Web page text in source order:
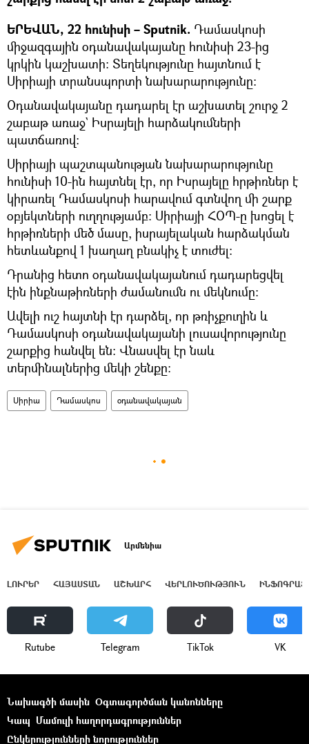
ԵՐԵՎԱՆ, 22 հունիսի – Sputnik. Դամասկոսի
միջազգային օդանավակայանը հունիսի 23-ից
կրկին կաշխատի։ Տեղեկությունը հայտնում է
Սիրիայի տրանսպորտի նախարարությունը։
Օդանավակայանը դադարել էր աշխատել շուրջ 2
շաբաթ առաջ` Իսրայելի հարձակումների
պատճառով։
Սիրիայի պաշտպանության նախարարությունը
հունիսի 10-ին հայտնել էր, որ Իսրայելը հրթիռներ է
կիրառել Դամասկոսի հարավում գտնվող մի շարք
օբյեկտների ուղղությամբ։ Սիրիայի ՀՕՊ-ը խոցել է
հրթիռների մեծ մասը, իսրայելական հարձակման
հետևանքով 1 խաղաղ բնակիչ է տուժել։
Դրանից հետո օդանավակայանում դադարեցվել
էին ինքնաթիռների ժամանումն ու մեկնումը։
Ավելի ուշ հայտնի էր դարձել, որ թռիչքուղին և
Դամասկոսի օդանավակայանի լուսավորությունը
շարքից հանվել են։ Վնասվել էր նաև
տերմինալներից մեկի շենքը։
Սիրիա Դամասկոս օդանավակայան
Արմենիա
ԼՈՒՐԵՐ ՀԱՅԱՍՏԱՆ ԱՇԽԱՐՀ ՎԵՐԼՈՒԾՈՒԹՅՈՒՆ
Rutube Telegram ТikТоk VK
Նախագծի մասին Օգտագործման կանոնները
Կապ Մամուլի հաղորդագրություններ
Ընկերությունների նորություններ